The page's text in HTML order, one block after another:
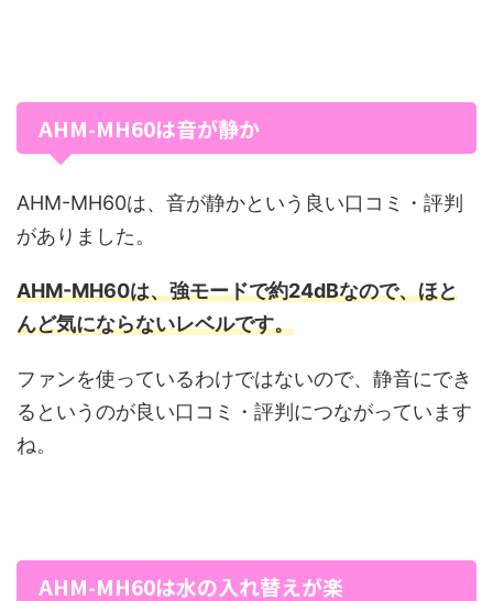
AHM-MH60は音が静か
AHM-MH60は、音が静かという良い口コミ・評判
がありました。
AHM-MH60は、強モードで約24dBなので、ほと
んど気にならないレベルです。
ファンを使っているわけではないので、静音にでき
るというのが良い口コミ・評判につながっています
ね。
AHM-MH60は水の入れ替えが楽